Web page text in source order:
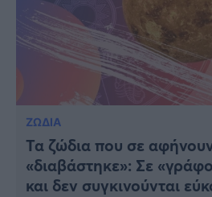
ΖΩΔΙΑ
Τα ζώδια που σε
«διαβάστηκε»: Σε
και δεν συγκινούνται